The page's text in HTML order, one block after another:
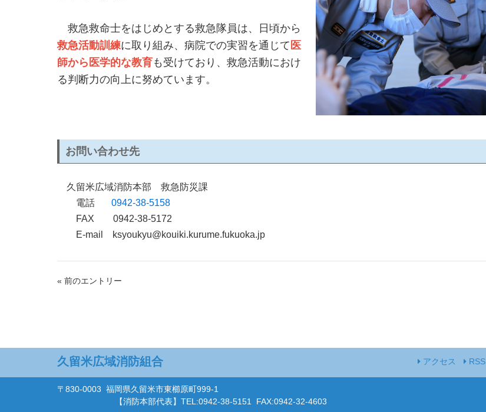
救急救命士をはじめとする救急隊員は、日頃から
救急活動訓練に取り組み、病院での実習を通じて 医
師から医学的な教育も受けており、救急活動におけ
る判断力の向上に努めています。
お問い合わせ先
久留米広域消防本部 救急防災課
電話 0942-38-5158
FAX 0942-38-5172
E-mail ksyoukyu@kouiki.kurume.fukuoka.jp
« 前のエントリー
久留米広域消防組合 アクセス RSS
〒830-0003 福岡県久留米市東櫛原町999-1
【消防本部代表】 TEL:0942-38-5151
FAX:0942-32-4603